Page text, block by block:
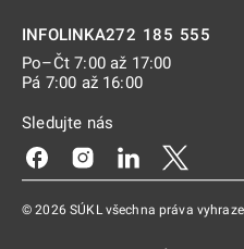
INFOLINKA272 185 555
Po–Čt 7:00 až 17:00
Pá 7:00 až 16:00
Sledujte nás
Odkaz se otevře na
Odkaz se otevře
Odkaz se
© 2026 SÚKL všechna práva